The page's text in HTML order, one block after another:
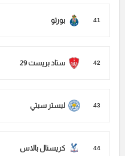
41 بورتو
42 ستاد بريست 29
43 ليستر سيتي
44 كريستال بالاس